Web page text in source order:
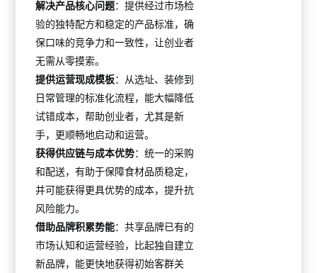
解决产品核心问题：提供经过市场检
验的独特配方和稳定的产品标准，确
保口味的竞争力和一致性，让创业者
无需从零摸索。
提供运营现成模板：从选址、装修到
日常管理的标准化流程，能大幅降低
试错成本，帮助创业者，尤其是新
手，更顺畅地启动和运营。
获得供应链与成本优势：统一的采购
和配送，有助于保障食材品质稳定，
并可能获得更具优势的成本，提升抗
风险能力。
借助品牌积累势能：共享品牌已有的
市场认知和运营经验，比起独自建立
新品牌，能更快地获得初始客群关